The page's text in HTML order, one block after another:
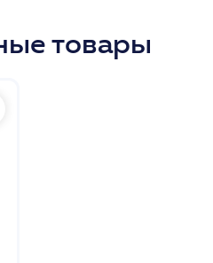
товары